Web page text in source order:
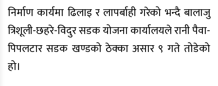
निर्माण कार्यमा ढिलाइ र लापर्बाही गरेको भन्दै बालाजु
त्रिशूली-छहरे-विदुर सडक योजना कार्यालयले रानी पैवा-
पिपलटार सडक खण्डको ठेक्का असार ९ गते तोडेको
हो।